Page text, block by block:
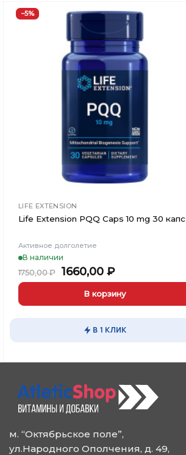
−5%
LIFE EXTENSION
Life Extension PQQ Caps 10 mg 30 капс
Активное долголетие
В наличии
1750,00₽
Первоначальная
цена
составляла
1750,00 ₽.
1660,00 ₽Текущая
цена:
1660,00 ₽.
В корзину
В 1 КЛИК
м. “Октябрьское поле”,
ул.Народного Ополчения, д. 49,